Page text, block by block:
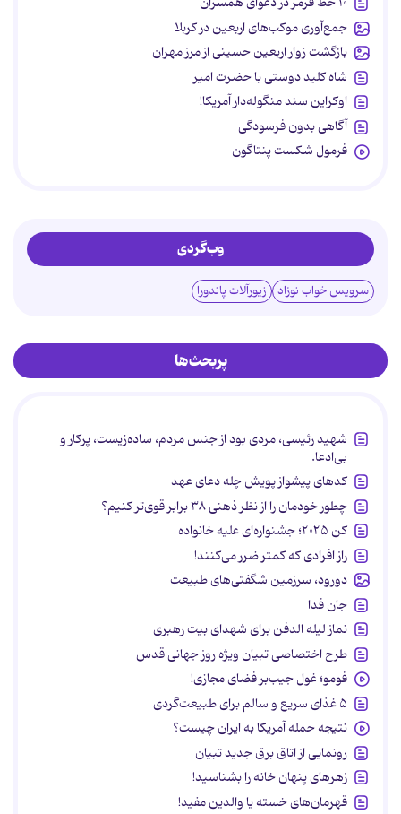
جمع‌آوری موکب‌های اربعین در کربلا
بازگشت زوار اربعین حسینی از مرز مهران
شاه کلید دوستی با حضرت امیر
اوکراین سند منگوله‌دار آمریکا!
آگاهی بدون فرسودگی
فرمول شکست پنتاگون
وب‌گردی
سرویس خواب نوزاد زیورآلات پاندورا
پربحث‌ها
شهید رئیسی، مردی بود از جنس مردم، ساده‌زیست، پرکار و
بی‌ادعا.
کدهای پیشواز پویش چله دعای عهد
چطور خودمان را از نظر ذهنی ۳۸ برابر قوی‌تر کنیم؟
کن ۲۰۲۵؛ جشنواره‌ای علیه خانواده
راز افرادی که کمتر ضرر می‌کنند!
دورود، سرزمین شگفتی‌های طبیعت
جان فدا
نماز لیله الدفن برای شهدای بیت رهبری
طرح اختصاصی تبیان ویژه روز جهانی قدس
فومو؛ غول جیب‌بر فضای مجازی!
۵ غذای سریع و سالم برای طبیعت‌گردی
نتیجه حمله آمریکا به ایران چیست؟
رونمایی از اتاق برق جدید تبیان
زهرهای پنهان خانه را بشناسید!
قهرمان‌های خسته یا والدین مفید!